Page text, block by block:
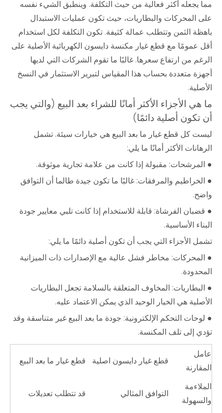
مما يجعله أكثر فعالية من حيث التكلفة. وينطبق الشيء نفسه
على المحركات والبطاريات، حيث تكون عمليات الاستبدال
باهظة الثمن وتتطلب عمالة كثيفة. تكون التكلفة لكل استخدام
أقل عمومًا مع قطع غيار مكنسة دايسون الكهربائية الأصلية على
الرغم من ارتفاع سعرها. غالبًا ما تقوم الشركات التي لديها
أجهزة متعددة بحساب هذا المقياس لتبرير الاستثمار في النسخ
الأصلية.
ما هي الأجزاء الأكثر أمانًا للشراء بعد البيع (والتي يجب
أن تكون أصلية دائمًا)
ليست كل قطع غيار ما بعد البيع هي خيارات سيئة. تشمل
الرهانات الأكثر أمانًا ما يلي:
● المرشحات: مقبولة إذا كانت من علامة تجارية موثوقة.
● الخراطيم والمرفقات: غالبًا ما تكون جيدة طالما أن التوافق
واضح.
● قضبان الفرشاة: قابلة للاستخدام إذا كانت تلبي معايير جودة
البناء الأساسية.
تشمل الأجزاء التي يجب أن تكون أصلية دائمًا ما يلي:
● المحركات: مخاطر فشل عالية مع الإصدارات ذات الميزانية
المحدودة.
● البطاريات: المخاوف المتعلقة بالسلامة تجعل البطاريات
الأصلية هي الخيار الوحيد الذي يمكن الاعتماد عليه.
● لوحات التحكم الإلكترونية: جودة ما بعد البيع غير متناسقة وقد
تؤدي إلى تلف المكنسة.
عامل
المقارنة
قطع غيار دايسون اصلية قطع غيار ما بعد البيع
الملاءمة
والسهولة
التوافق المثالي قد تتطلب تعديلات